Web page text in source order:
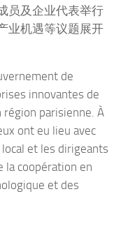
员及企业代表举行
业机遇等议题展开
de
innovantes de
région parisienne. À
ont eu lieu avec
et les dirigeants
la coopération en
et des